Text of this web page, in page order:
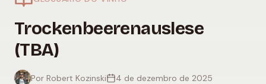
Trockenbeerenauslese
(TBA)
Por Robert Kozinski
4 de dezembro de 2025